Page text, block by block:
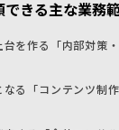
きる主な業務
台を作る「内部対策
なる「コンテンツ制